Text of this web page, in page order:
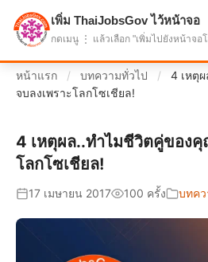
แบ่งปันโอกาส เพื่ออนาคตที่ก้าวหน้
หน้าแรก / บทความทั่วไป /
4 เหตุ
จบลงเพราะโลกโซเชียล!
4 เหตุผล..ทำไมชีวิตคู่ของคุ
โลกโซเชียล!
17 เมษายน 2017 100 ครั้ง บทคว
เพิ่ม ThaiJobsGov ไว้หน้าจอ
กดเมนู ⋮ แล้วเลือก "เพิ่มไปยังหน้าจอ